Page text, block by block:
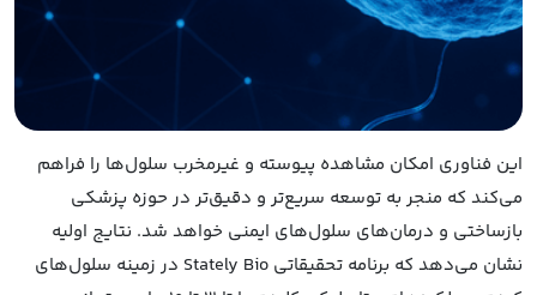
این فناوری امکان مشاهده پیوسته و غیرمخرب سلول‌ها را فراهم
می‌کند که منجر به توسعه سریع‌تر و دقیق‌تر در حوزه پزشکی
بازساختی و درمان‌های سلول‌های ایمنی خواهد شد. نتایج اولیه
نشان می‌دهد که برنامه تحقیقاتی Stately Bio در زمینه سلول‌های